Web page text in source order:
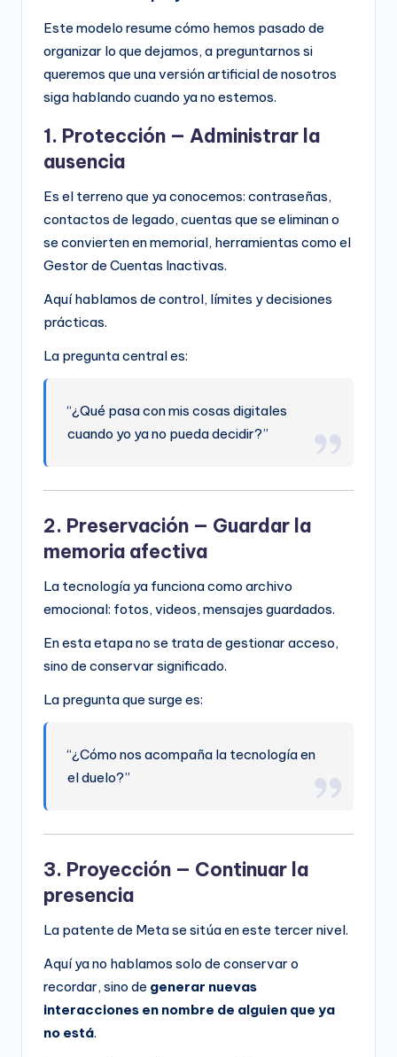
Este modelo resume cómo hemos pasado de
organizar lo que dejamos, a preguntarnos si
queremos que una versión artificial de nosotros
siga hablando cuando ya no estemos.
1. Protección — Administrar la
ausencia
Es el terreno que ya conocemos: contraseñas,
contactos de legado, cuentas que se eliminan o
se convierten en memorial, herramientas como el
Gestor de Cuentas Inactivas.
Aquí hablamos de control, límites y decisiones
prácticas.
La pregunta central es:
“¿Qué pasa con mis cosas digitales
cuando yo ya no pueda decidir?”
2. Preservación — Guardar la
memoria afectiva
La tecnología ya funciona como archivo
emocional: fotos, videos, mensajes guardados.
En esta etapa no se trata de gestionar acceso,
sino de conservar significado.
La pregunta que surge es:
“¿Cómo nos acompaña la tecnología en
el duelo?”
3. Proyección — Continuar la
presencia
La patente de Meta se sitúa en este tercer nivel.
Aquí ya no hablamos solo de conservar o
recordar, sino de generar nuevas
interacciones en nombre de alguien que ya
no está.